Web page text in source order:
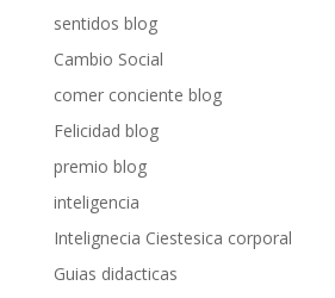
sentidos blog
Cambio Social
comer conciente blog
Felicidad blog
premio blog
inteligencia
Intelignecia Ciestesica corporal
Guias didacticas